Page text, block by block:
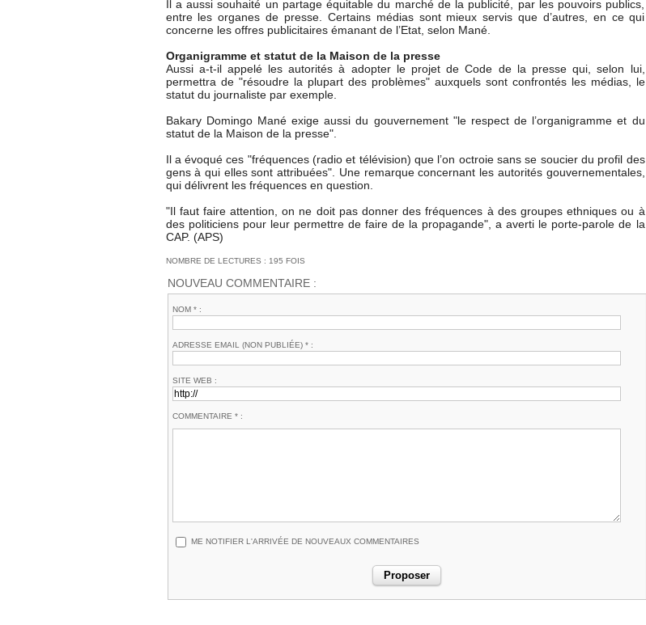
Il a aussi souhaité un partage équitable du marché de la publicité, par les pouvoirs publics,
entre les organes de presse. Certains médias sont mieux servis que d’autres, en ce qui
concerne les offres publicitaires émanant de l’Etat, selon Mané.
Organigramme et statut de la Maison de la presse
Aussi a-t-il appelé les autorités à adopter le projet de Code de la presse qui, selon lui,
permettra de "résoudre la plupart des problèmes" auxquels sont confrontés les médias, le
statut du journaliste par exemple.
Bakary Domingo Mané exige aussi du gouvernement "le respect de l’organigramme et du
statut de la Maison de la presse".
Il a évoqué ces "fréquences (radio et télévision) que l’on octroie sans se soucier du profil des
gens à qui elles sont attribuées". Une remarque concernant les autorités gouvernementales,
qui délivrent les fréquences en question.
"Il faut faire attention, on ne doit pas donner des fréquences à des groupes ethniques ou à
des politiciens pour leur permettre de faire de la propagande", a averti le porte-parole de la
CAP. (APS)
NOMBRE DE LECTURES : 195 FOIS
NOUVEAU COMMENTAIRE :
NOM * :
ADRESSE EMAIL (NON PUBLIÉE) * :
SITE WEB :
COMMENTAIRE * :
ME NOTIFIER L'ARRIVÉE DE NOUVEAUX COMMENTAIRES